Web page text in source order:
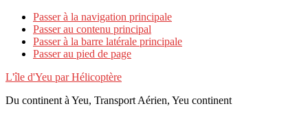
Passer à la navigation principale
Passer au contenu principal
Passer à la barre latérale principale
Passer au pied de page
L'île d'Yeu par Hélicoptère
Du continent à Yeu, Transport Aérien, Yeu continent